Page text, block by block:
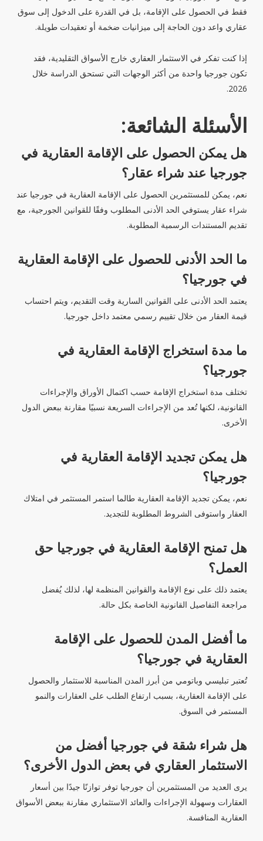
فقط في الحصول على الإقامة، بل في القدرة على الدخول إلى سوق
عقاري واعد دون الحاجة إلى ميزانيات ضخمة أو تعقيدات طويلة.
إذا كنت تفكر في الاستثمار العقاري خارج الأسواق التقليدية، فقد
تكون جورجيا واحدة من أكثر الوجهات التي تستحق الدراسة خلال
2026.
الأسئلة الشائعة:
هل يمكن الحصول على الإقامة العقارية في
جورجيا عند شراء عقار؟
نعم، يمكن للمستثمرين الحصول على الإقامة العقارية في جورجيا عند
شراء عقار يستوفي الحد الأدنى المطلوب وفقًا للقوانين الجورجية، مع
تقديم المستندات الرسمية المطلوبة.
ما الحد الأدنى للحصول على الإقامة العقارية
في جورجيا؟
يعتمد الحد الأدنى على القوانين السارية وقت التقديم، ويتم احتساب
قيمة العقار من خلال تقييم رسمي معتمد داخل جورجيا.
ما مدة استخراج الإقامة العقارية في
جورجيا؟
تختلف مدة استخراج الإقامة حسب اكتمال الأوراق والإجراءات
القانونية، لكنها تُعد من الإجراءات السريعة نسبيًا مقارنة ببعض الدول
الأخرى.
هل يمكن تجديد الإقامة العقارية في
جورجيا؟
نعم، يمكن تجديد الإقامة العقارية طالما استمر المستثمر في امتلاك
العقار واستوفى الشروط المطلوبة للتجديد.
هل تمنح الإقامة العقارية في جورجيا حق
العمل؟
يعتمد ذلك على نوع الإقامة والقوانين المنظمة لها، لذلك يُفضل
مراجعة التفاصيل القانونية الخاصة بكل حالة.
ما أفضل المدن للحصول على الإقامة
العقارية في جورجيا؟
تُعتبر تبليسي وباتومي من أبرز المدن المناسبة للاستثمار والحصول
على الإقامة العقارية، بسبب ارتفاع الطلب على العقارات والنمو
المستمر في السوق.
هل شراء شقة في جورجيا أفضل من
الاستثمار العقاري في بعض الدول الأخرى؟
يرى العديد من المستثمرين أن جورجيا توفر توازنًا جيدًا بين أسعار
العقارات وسهولة الإجراءات والعائد الاستثماري مقارنة ببعض الأسواق
العقارية المنافسة.